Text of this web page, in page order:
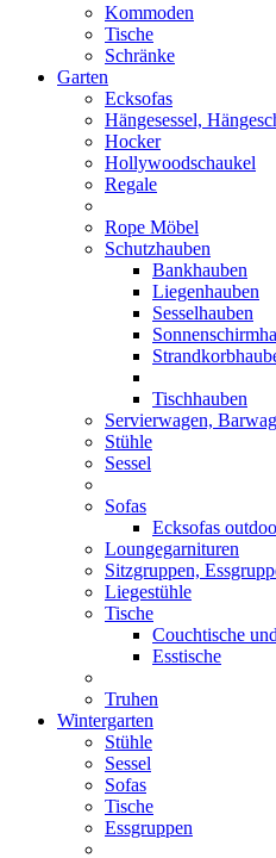
Kommoden
Tische
Schränke
Garten
Ecksofas
Hängesessel,
Hocker
Hollywoodschaukel
Regale
Rope Möbel
Schutzhauben
Bankhauben
Liegenhauben
Sesselhauben
Tischhauben
Servierwagen,
Stühle
Sessel
Sofas
Ecksofas
Loungegarnituren
Sitzgruppen,
Liegestühle
Tische
Couchtische
Esstische
Truhen
Wintergarten
Stühle
Sessel
Sofas
Tische
Essgruppen